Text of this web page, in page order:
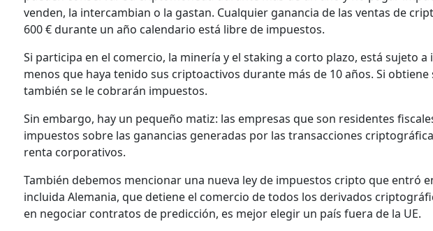
venden, la intercambian o la gastan. Cualquier ganancia de las ventas de
600 € durante un año calendario está libre de impuestos.
Si participa en el comercio, la minería y el staking a corto plazo, está sujeto
menos que haya tenido sus criptoactivos durante más de 10 años. Si
también se le cobrarán impuestos.
Sin embargo, hay un pequeño matiz: las empresas que son residentes
impuestos sobre las ganancias generadas por las transacciones
renta corporativos.
También debemos mencionar una nueva ley de impuestos cripto que entró
incluida Alemania, que detiene el comercio de todos los derivados
en negociar contratos de predicción, es mejor elegir un país fuera de la UE.